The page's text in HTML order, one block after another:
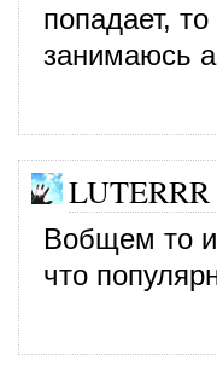
попадает,
занимаюсь
Вобщем то
что